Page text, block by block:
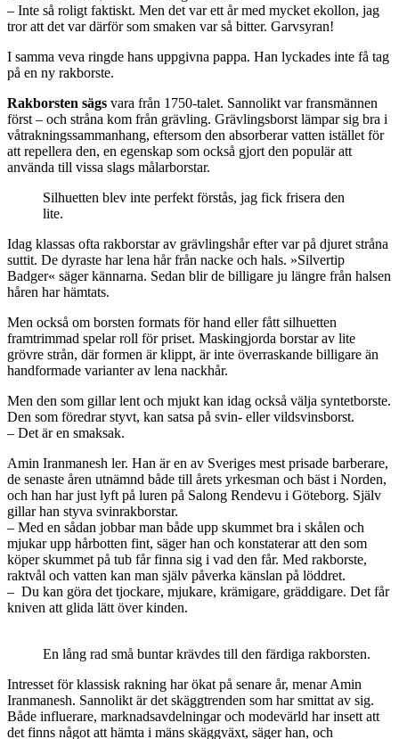
– Inte så roligt faktiskt. Men det var ett år med mycket ekollon, jag
tror att det var därför som smaken var så bitter. Garvsyran!
I samma veva ringde hans uppgivna pappa. Han lyckades inte få tag
på en ny rakborste.
Rakborsten sägs vara från 1750-talet. Sannolikt var fransmännen
först – och stråna kom från grävling. Grävlingsborst lämpar sig bra i
våtrakningssammanhang, eftersom den absorberar vatten istället för
att repellera den, en egenskap som också gjort den populär att
använda till vissa slags målarborstar.
Silhuetten blev inte perfekt förstås, jag fick frisera den
lite.
Idag klassas ofta rakborstar av grävlingshår efter var på djuret stråna
suttit. De dyraste har lena hår från nacke och hals. »Silvertip
Badger« säger kännarna. Sedan blir de billigare ju längre från halsen
håren har hämtats.
Men också om borsten formats för hand eller fått silhuetten
framtrimmad spelar roll för priset. Maskingjorda borstar av lite
grövre strån, där formen är klippt, är inte överraskande billigare än
handformade varianter av lena nackhår.
Men den som gillar lent och mjukt kan idag också välja syntetborste.
Den som föredrar styvt, kan satsa på svin- eller vildsvinsborst.
– Det är en smaksak.
Amin Iranmanesh ler. Han är en av Sveriges mest prisade barberare,
de senaste åren utnämnd både till årets yrkesman och bäst i Norden,
och han har just lyft på luren på Salong Rendevu i Göteborg. Själv
gillar han styva svinrakborstar.
– Med en sådan jobbar man både upp skummet bra i skålen och
mjukar upp hårbotten fint, säger han och konstaterar att den som
köper skummet på tub får finna sig i vad den får. Med rakborste,
raktvål och vatten kan man själv påverka känslan på löddret.
– Du kan göra det tjockare, mjukare, krämigare, gräddigare. Det får
kniven att glida lätt över kinden.
En lång rad små buntar krävdes till den färdiga rakborsten.
Intresset för klassisk rakning har ökat på senare år, menar Amin
Iranmanesh. Sannolikt är det skäggtrenden som har smittat av sig.
Både influerare, marknadsavdelningar och modevärld har insett att
det finns något att hämta i mäns skäggväxt, säger han, och